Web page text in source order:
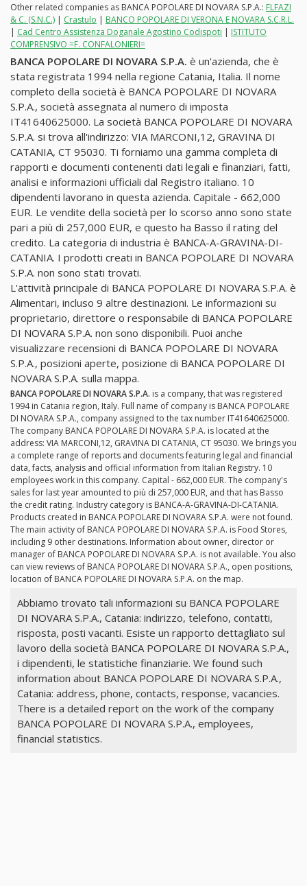
Other related companies as BANCA POPOLARE DI NOVARA S.P.A.: FLFAZI
& C. (S.N.C.) | Crastulo | BANCO POPOLARE DI VERONA E NOVARA S.C.R.L.
| Cad Centro Assistenza Doganale Agostino Codispoti | ISTITUTO
COMPRENSIVO =F. CONFALONIERI=
BANCA POPOLARE DI NOVARA S.P.A. è un'azienda, che è
stata registrata 1994 nella regione Catania, Italia. Il nome
completo della società è BANCA POPOLARE DI NOVARA
S.P.A., società assegnata al numero di imposta
IT41640625000. La società BANCA POPOLARE DI NOVARA
S.P.A. si trova all'indirizzo: VIA MARCONI,12, GRAVINA DI
CATANIA, CT 95030. Ti forniamo una gamma completa di
rapporti e documenti contenenti dati legali e finanziari, fatti,
analisi e informazioni ufficiali dal Registro italiano. 10
dipendenti lavorano in questa azienda. Capitale - 662,000
EUR. Le vendite della società per lo scorso anno sono state
pari a più di 257,000 EUR, e questo ha Basso il rating del
credito. La categoria di industria è BANCA-A-GRAVINA-DI-
CATANIA. I prodotti creati in BANCA POPOLARE DI NOVARA
S.P.A. non sono stati trovati.
L'attività principale di BANCA POPOLARE DI NOVARA S.P.A. è
Alimentari, incluso 9 altre destinazioni. Le informazioni su
proprietario, direttore o responsabile di BANCA POPOLARE
DI NOVARA S.P.A. non sono disponibili. Puoi anche
visualizzare recensioni di BANCA POPOLARE DI NOVARA
S.P.A., posizioni aperte, posizione di BANCA POPOLARE DI
NOVARA S.P.A. sulla mappa.
BANCA POPOLARE DI NOVARA S.P.A. is a company, that was registered
1994 in Catania region, Italy. Full name of company is BANCA POPOLARE
DI NOVARA S.P.A., company assigned to the tax number IT41640625000.
The company BANCA POPOLARE DI NOVARA S.P.A. is located at the
address: VIA MARCONI,12, GRAVINA DI CATANIA, CT 95030. We brings you
a complete range of reports and documents featuring legal and financial
data, facts, analysis and official information from Italian Registry. 10
employees work in this company. Capital - 662,000 EUR. The company's
sales for last year amounted to più di 257,000 EUR, and that has Basso
the credit rating. Industry category is BANCA-A-GRAVINA-DI-CATANIA.
Products created in BANCA POPOLARE DI NOVARA S.P.A. were not found.
The main activity of BANCA POPOLARE DI NOVARA S.P.A. is Food Stores,
including 9 other destinations. Information about owner, director or
manager of BANCA POPOLARE DI NOVARA S.P.A. is not available. You also
can view reviews of BANCA POPOLARE DI NOVARA S.P.A., open positions,
location of BANCA POPOLARE DI NOVARA S.P.A. on the map.
Abbiamo trovato tali informazioni su BANCA POPOLARE
DI NOVARA S.P.A., Catania: indirizzo, telefono, contatti,
risposta, posti vacanti. Esiste un rapporto dettagliato sul
lavoro della società BANCA POPOLARE DI NOVARA S.P.A.,
i dipendenti, le statistiche finanziarie. We found such
information about BANCA POPOLARE DI NOVARA S.P.A.,
Catania: address, phone, contacts, response, vacancies.
There is a detailed report on the work of the company
BANCA POPOLARE DI NOVARA S.P.A., employees,
financial statistics.